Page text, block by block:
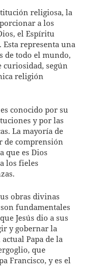
religiosa, la
a los
el Espíritu
Esta representa una
de todo el mundo,
curiosidad, según
religión
conocido por su
y por las
La mayoría de
de comprensión
que es Dios
los fieles
obras divinas
fundamentales
Jesús dio a sus
y gobernar la
Papa de la
que
Francisco, y es el